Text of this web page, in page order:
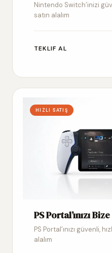
Nintendo Switch’inizi
satın alalım
TEKLIF AL
HIZLI SATIŞ
PS Portal’ınızı
PS Portal’ınızı güvenli,
alalım